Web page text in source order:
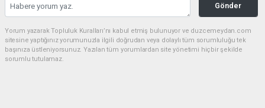
Gönder
Yorum yazarak Topluluk Kuralları’nı kabul etmiş bulunuyor ve duzcemeydan.com
sitesine yaptığınız yorumunuzla ilgili doğrudan veya dolaylı tüm sorumluluğu tek
başınıza üstleniyorsunuz. Yazılan tüm yorumlardan site yönetimi hiçbir şekilde
sorumlu tutulamaz.